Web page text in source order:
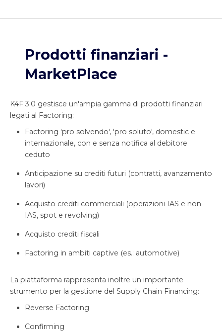
Prodotti finanziari -
MarketPlace
K4F 3.0 gestisce un'ampia gamma di prodotti finanziari
legati al Factoring:
Factoring 'pro solvendo', 'pro soluto', domestic e
internazionale, con e senza notifica al debitore
ceduto
Anticipazione su crediti futuri (contratti, avanzamento
lavori)
Acquisto crediti commerciali (operazioni IAS e non-
IAS, spot e revolving)
Acquisto crediti fiscali
Factoring in ambiti captive (es.: automotive)
La piattaforma rappresenta inoltre un importante
strumento per la gestione del Supply Chain Financing:
Reverse Factoring
Confirming